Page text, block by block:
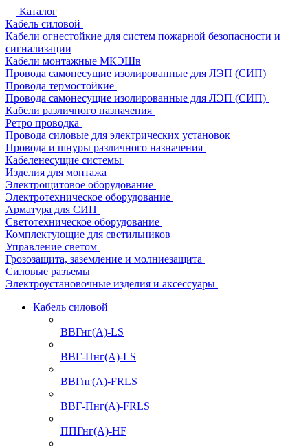
Каталог
Кабель силовой
Кабели огнестойкие для систем пожарной безопасности и
сигнализации
Кабели монтажные МКЭШв
Провода самонесущие изолированные для ЛЭП (СИП)
Провода термостойкие
Провода самонесущие изолированные для ЛЭП (СИП)
Кабели различного назначения
Ретро проводка
Провода силовые для электрических установок
Провода и шнуры различного назначения
Кабеленесущие системы
Изделия для монтажа
Электрощитовое оборудование
Электротехническое оборудование
Арматура для СИП
Светотехническое оборудование
Комплектующие для светильников
Управление светом
Грозозащита, заземление и молниезащита
Силовые разъемы
Электроустановочные изделия и аксессуары
Кабель силовой
ВВГнг(А)-LS
ВВГ-Пнг(А)-LS
ВВГнг(А)-FRLS
ВВГ-Пнг(А)-FRLS
ППГнг(А)-HF